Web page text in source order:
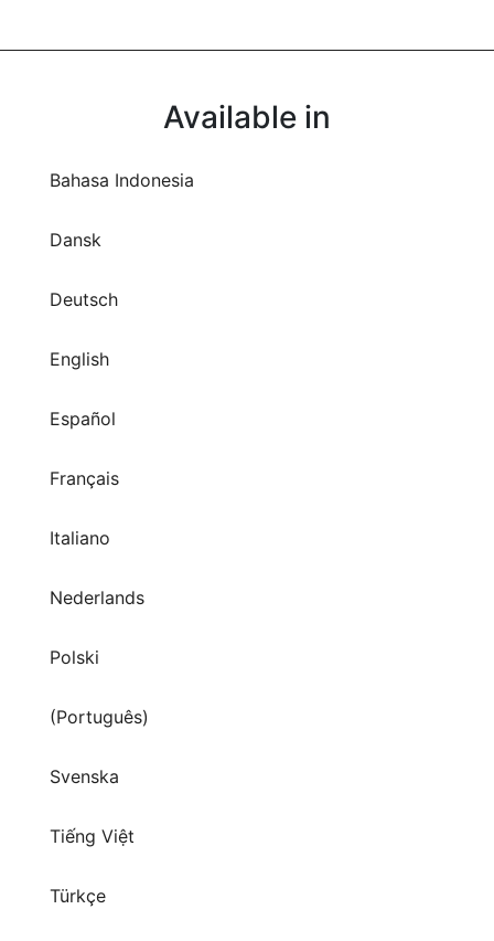
Available in
Bahasa Indonesia
Dansk
Deutsch
English
Español
Français
Italiano
Nederlands
Polski
(Português)
Svenska
Tiếng Việt
Türkçe
Русский